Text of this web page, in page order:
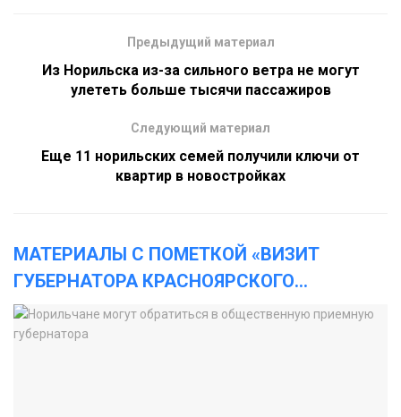
Предыдущий материал
Из Норильска из-за сильного ветра не могут
улететь больше тысячи пассажиров
Следующий материал
Еще 11 норильских семей получили ключи от
квартир в новостройках
МАТЕРИАЛЫ С ПОМЕТКОЙ «ВИЗИТ
ГУБЕРНАТОРА КРАСНОЯРСКОГО...